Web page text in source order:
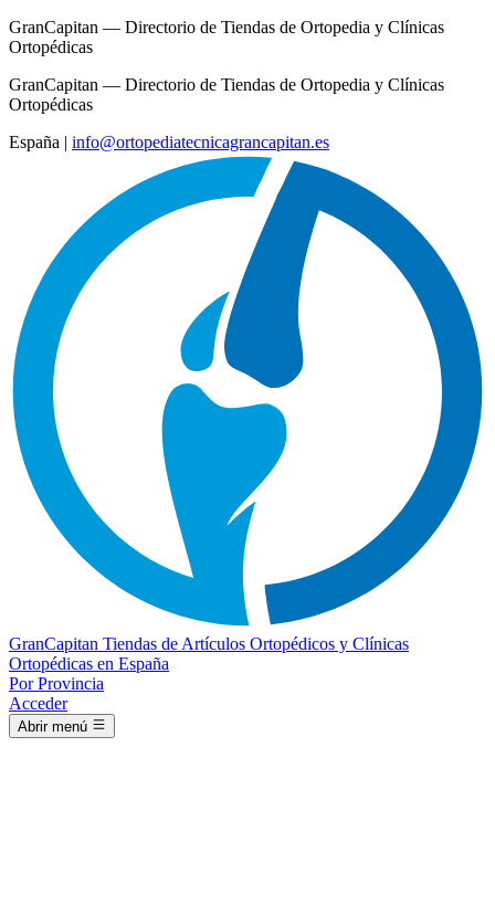
GranCapitan — Directorio de Tiendas de Ortopedia y Clínicas
Ortopédicas
GranCapitan — Directorio de Tiendas de Ortopedia y Clínicas
Ortopédicas
España | info@ortopediatecnicagrancapitan.es
GranCapitan Tiendas de Artículos Ortopédicos y Clínicas
Ortopédicas en España
Por Provincia
Acceder
Abrir menú